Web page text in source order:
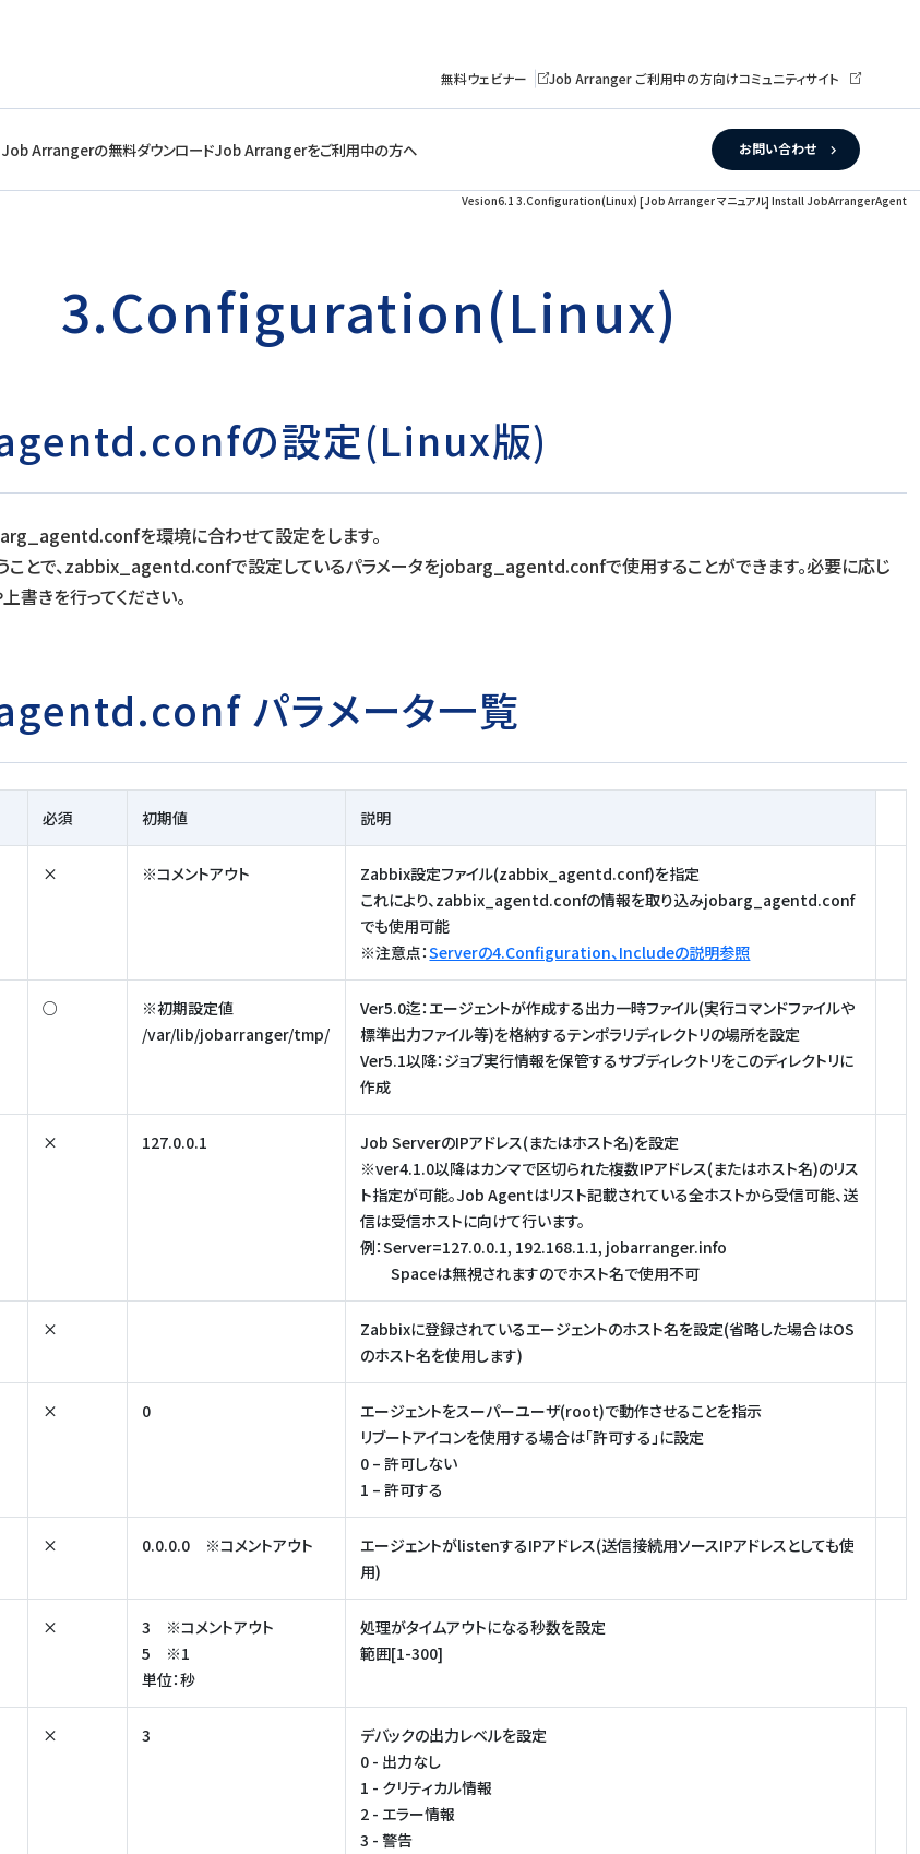
無料ウェビナー Job Arranger ご利用中の方向けコミュニティサイト
Job Arrangerの無料ダウンロードJob Arrangerをご利用中の方へ お問い合わせ
Vesion6.1 3.Configuration(Linux) [Job Arranger マニュアル] Install JobArrangerAgent
3.Configuration(Linux)
の設定(Linux版)
を環境に合わせて設定をします。
ことで、zabbix_agentd.confで設定しているパラメータをjobarg_agentd.confで使用することができます。必要に応じ
書きを行ってください。
パラメータ一覧
必須 初期値 説明
× ※コメントアウト
Zabbix設定ファイル(zabbix_agentd.conf)を指定
これにより、zabbix_agentd.confの情報を取り込みjobarg_agentd.conf
でも使用可能
※注意点：Serverの4.Configuration、Includeの説明参照
○
※初期設定値
/var/lib/jobarranger/tmp/
Ver5.0迄：エージェントが作成する出力一時ファイル(実行コマンドファイルや
標準出力ファイル等)を格納するテンポラリディレクトリの場所を設定
Ver5.1以降：ジョブ実行情報を保管するサブディレクトリをこのディレクトリに
作成
× 127.0.0.1
Job ServerのIPアドレス(またはホスト名)を設定
※ver4.1.0以降はカンマで区切られた複数IPアドレス(またはホスト名)のリス
ト指定が可能。Job Agentはリスト記載されている全ホストから受信可能、送
信は受信ホストに向けて行います。
例：Server=127.0.0.1, 192.168.1.1, jobarranger.info
Spaceは無視されますのでホスト名で使用不可
×
Zabbixに登録されているエージェントのホスト名を設定(省略した場合はOS
のホスト名を使用します)
× 0
エージェントをスーパーユーザ(root)で動作させることを指示
リブートアイコンを使用する場合は「許可する」に設定
0 – 許可しない
1 – 許可する
× 0.0.0.0 ※コメントアウト
エージェントがlistenするIPアドレス(送信接続用ソースIPアドレスとしても使
用)
×
3 ※コメントアウト
5 ※1
単位：秒
処理がタイムアウトになる秒数を設定
範囲[1-300]
× 3
デバックの出力レベルを設定
0 - 出力なし
1 - クリティカル情報
2 - エラー情報
3 - 警告